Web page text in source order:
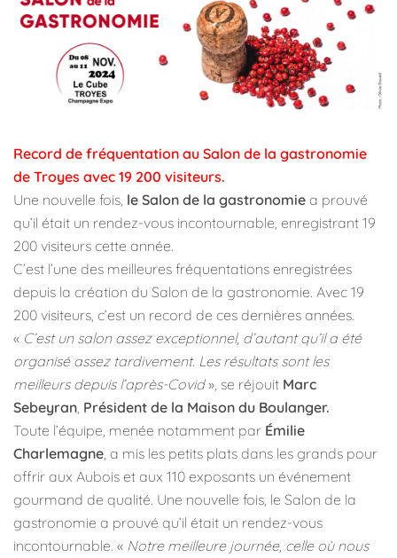
Record de fréquentation au Salon de la gastronomie
de Troyes avec 19 200 visiteurs.
Une nouvelle fois, le Salon de la gastronomie a prouvé
qu’il était un rendez-vous incontournable, enregistrant 19
200 visiteurs cette année.
C’est l’une des meilleures fréquentations enregistrées
depuis la création du Salon de la gastronomie. Avec 19
200 visiteurs, c’est un record de ces dernières années.
« C’est un salon assez exceptionnel, d’autant qu’il a été
organisé assez tardivement. Les résultats sont les
meilleurs depuis l’après-Covid», se réjouit Marc
Sebeyran Président de la Maison du Boulanger.
Toute l’équipe, menée notamment par Émilie
Charlemagne , a mis les petits plats dans les grands pour
offrir aux Aubois et aux 110 exposants un événement
gourmand de qualité. Une nouvelle fois, le Salon de la
gastronomie a prouvé qu’il était un rendez-vous
incontournable. « Notre meilleure journée, celle où nous